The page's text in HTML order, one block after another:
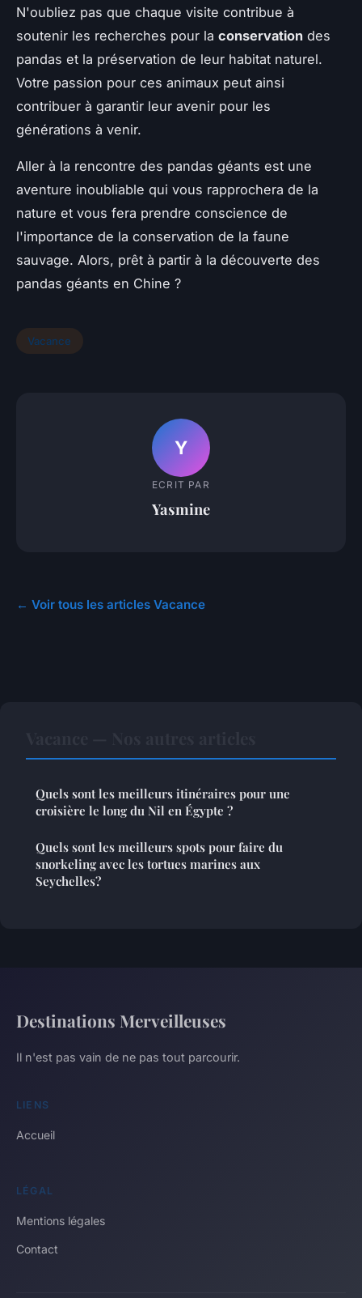
N'oubliez pas que chaque visite contribue à
soutenir les recherches pour la conservation des
pandas et la préservation de leur habitat naturel.
Votre passion pour ces animaux peut ainsi
contribuer à garantir leur avenir pour les
générations à venir.
Aller à la rencontre des pandas géants est une
aventure inoubliable qui vous rapprochera de la
nature et vous fera prendre conscience de
l'importance de la conservation de la faune
sauvage. Alors, prêt à partir à la découverte des
pandas géants en Chine ?
Vacance
Y
ECRIT PAR
Yasmine
← Voir tous les articles Vacance
Quels sont les meilleurs itinéraires pour une
croisière le long du Nil en Égypte ?
Quels sont les meilleurs spots pour faire du
snorkeling avec les tortues marines aux
Seychelles?
Destinations Merveilleuses
Il n'est pas vain de ne pas tout parcourir.
LIENS
Accueil
LÉGAL
Mentions légales
Contact